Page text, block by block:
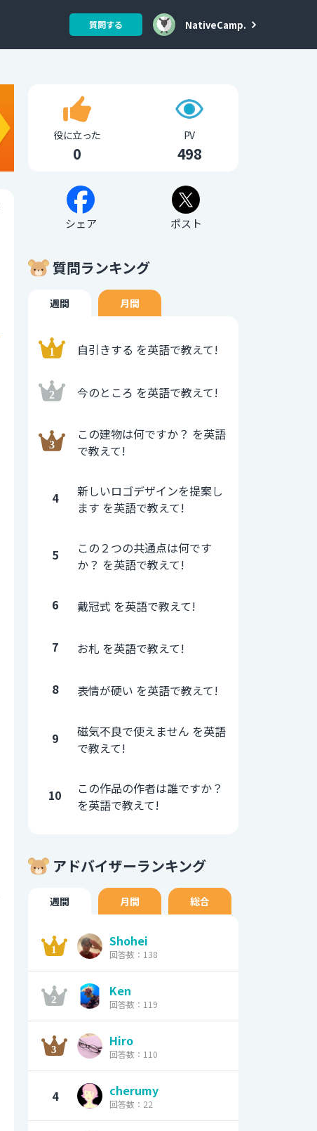
質問する NativeCamp.
役に立った
0
PV
498
シェア ポスト
質問ランキング
週間 月間
自引きする を英語で教えて!
今のところ を英語で教えて!
この建物は何ですか？ を英語
で教えて!
4
新しいロゴデザインを提案し
ます を英語で教えて!
5
この２つの共通点は何です
か？ を英語で教えて!
6 戴冠式 を英語で教えて!
7 お札 を英語で教えて!
8 表情が硬い を英語で教えて!
9
磁気不良で使えません を英語
で教えて!
10
この作品の作者は誰ですか？
を英語で教えて!
アドバイザーランキング
週間 月間 総合
Shohei
回答数：138
Ken
回答数：119
Hiro
回答数：110
4 cherumy
回答数：22